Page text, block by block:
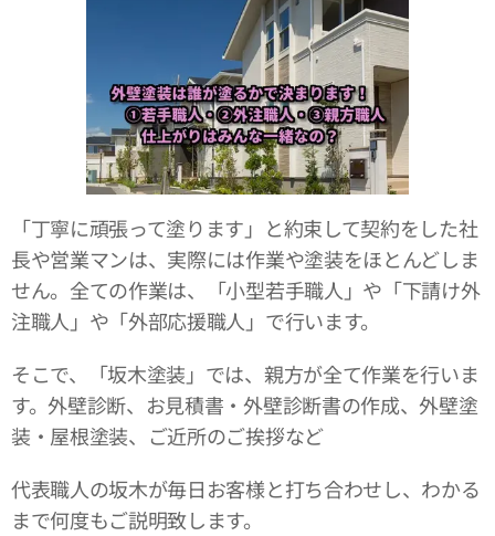
「丁寧に頑張って塗ります」と約束して契約をした社
長や営業マンは、実際には作業や塗装をほとんどしま
せん。全ての作業は、「小型若手職人」や「下請け外
注職人」や「外部応援職人」で行います。
そこで、「坂木塗装」では、親方が全て作業を行いま
す。外壁診断、お見積書・外壁診断書の作成、外壁塗
装・屋根塗装、ご近所のご挨拶など
代表職人の坂木が毎日お客様と打ち合わせし、わかる
まで何度もご説明致します。